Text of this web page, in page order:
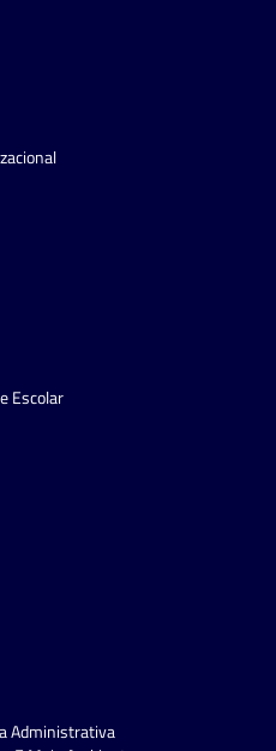
Escolar
Administrativa